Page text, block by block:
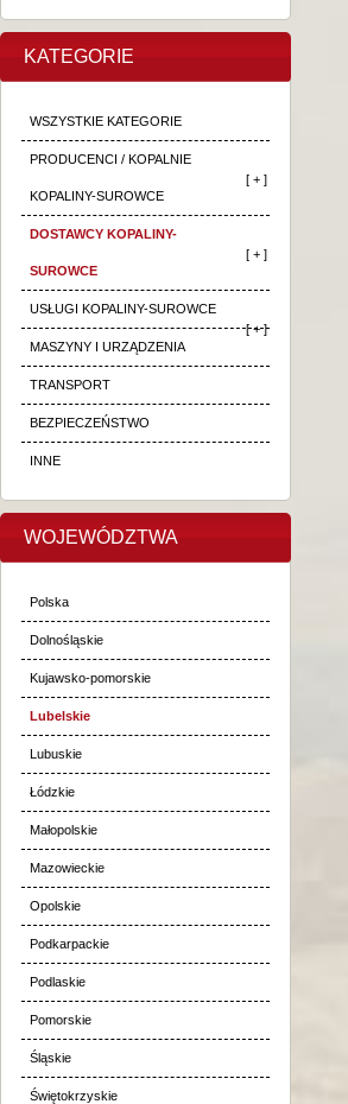
KATEGORIE
WSZYSTKIE KATEGORIE
PRODUCENCI / KOPALNIE
KOPALINY-SUROWCE
[ + ]
DOSTAWCY KOPALINY-
SUROWCE
[ + ]
USŁUGI KOPALINY-SUROWCE
[ + ]
MASZYNY I URZĄDZENIA
TRANSPORT
BEZPIECZEŃSTWO
INNE
WOJEWÓDZTWA
Polska
Dolnośląskie
Kujawsko-pomorskie
Lubelskie
Lubuskie
Łódzkie
Małopolskie
Mazowieckie
Opolskie
Podkarpackie
Podlaskie
Pomorskie
Śląskie
Świętokrzyskie